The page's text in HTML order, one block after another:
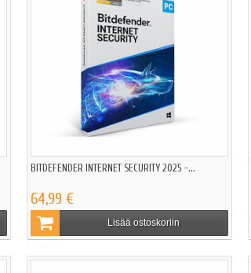
BITDEFENDER INTERNET SECURITY 2025 -...
64,99 €
Lisää ostoskoriin